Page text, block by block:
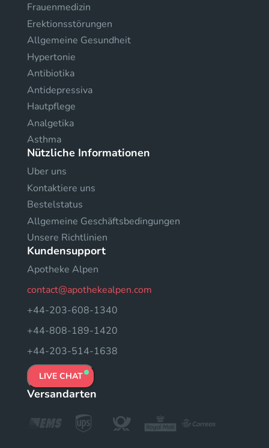
Frauenmedizin
Erektionsstörungen
Allgemeine Gesundheit
Hypertonie
Antibiotika
Antidepressiva
Hautpflege
Analgetika
Asthma
Nützliche Informationen
Uber uns
Kontaktiere uns
Bestelstatus
Allgemeine Geschäftsbedingungen
Unsere Richtlinien
Kundensupport
Apotheke Alpen
contact@apothekealpen.com
+44-203-608-1340
+44-808-189-1420
+44-203-514-1638
LIVE CHAT
Versandarten